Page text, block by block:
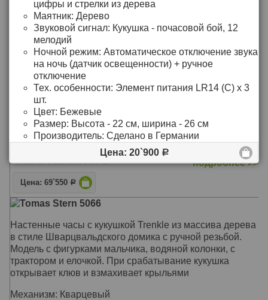
Звуковой сигнал: Кукушка срабатывает каждый полный
час
Размер: Высота 20 см
Цена: 32`590 Р
Tomas Stern 5021
Оригинальные настенные часы с маятником,
двигающимся лесорубом и вращающимся водяным
колесом, станут прекрасным украшением интерьера.
Часы декорированы резными элементами и ручной
росписью.
Механизм: Кварцевый бесшумный, не требующий
подзавода
Корпус: Дерево
Звуковой сигнал: 12 мелодий на выбор
Размер: Высота 29 см
подробнее >>
Цена: 69`550 Р
Tomas Stern 5066
Настенные часы с кукушкой Trenkle из массива дерева
в стиле Шварцвальдского домика с ручной резьбой.
Модель c фигурками мальчика, водяной колонки, с
трактором и елочкой. При срабатывание кукушка
открывает клюв и взмахивает крыльями
Механизм: Кварцевый
цифры и стрелки из дерева
Маятник: Дерево
Звуковой сигнал: Кукушка - почасовой бой, 12
мелодий
Ночной режим: Автоматическое отключение звука
на ночь (датчик освещенности) + ручное
отключение
Тех. особенности: Элемент питания LR14 (С) х 3
шт.
Цвет: Бежевые
Размер: Высота - 22 см, ширина - 26 см
Производитель: Сделано в Германии
Цена: 20`900 Р